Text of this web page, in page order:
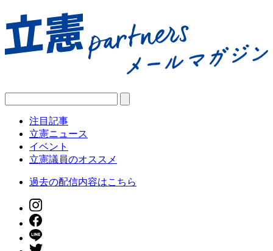
注目記事
立憲ニュース
イベント
立憲議員のオススメ
過去の配信内容はこちら